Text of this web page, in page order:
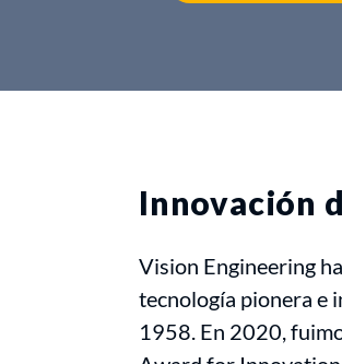
Innovación
Vision Engineering
tecnología pionera e
1958. En 2020,